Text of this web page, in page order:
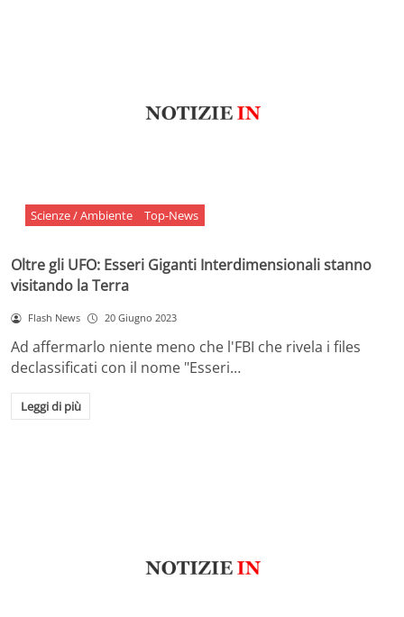
Scienze / Ambiente Top-News
Oltre gli UFO: Esseri Giganti Interdimensionali stanno
visitando la Terra
Flash News 20 Giugno 2023
Ad affermarlo niente meno che l'FBI che rivela i files
declassificati con il nome "Esseri…
Leggi di più